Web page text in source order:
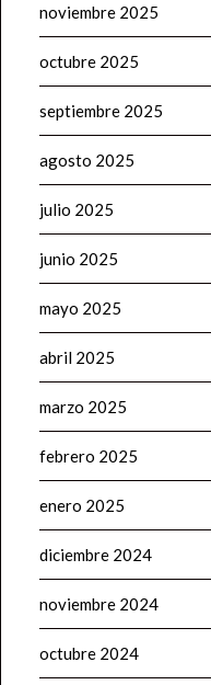
noviembre 2025
octubre 2025
septiembre 2025
agosto 2025
julio 2025
junio 2025
mayo 2025
abril 2025
marzo 2025
febrero 2025
enero 2025
diciembre 2024
noviembre 2024
octubre 2024